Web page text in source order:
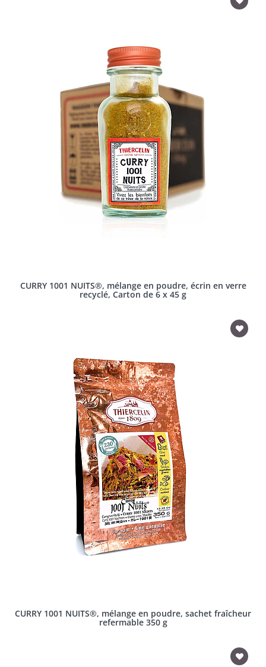
CURRY 1001 NUITS®, mélange en poudre, écrin en verre
recyclé, Carton de 6 x 45 g
CURRY 1001 NUITS®, mélange en poudre, sachet fraîcheur
refermable 350 g